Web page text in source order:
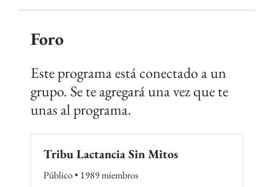
Foro
Este programa está conectado a un
grupo. Se te agregará una vez que te
unas al programa.
Tribu Lactancia Sin Mitos
Público• 1989 miembros